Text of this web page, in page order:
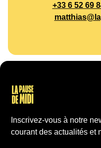
+33 6 52 69
Inscrivez-vous à notre
courant des actualités et